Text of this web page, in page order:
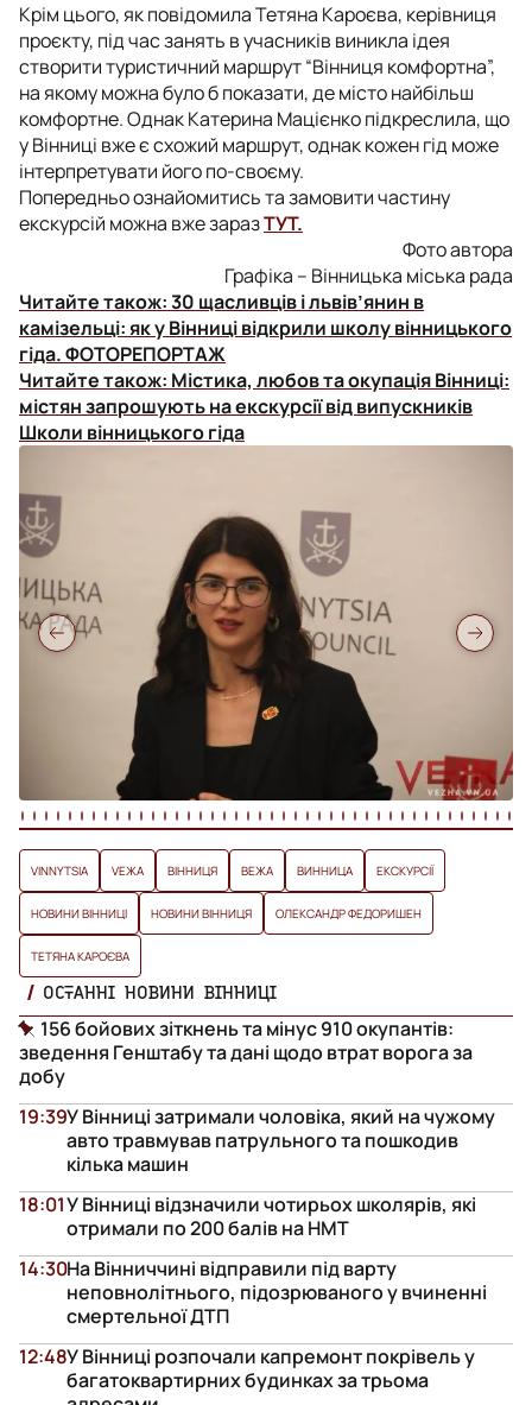
Крім цього, як повідомила Тетяна Кароєва, керівниця
проєкту, під час занять в учасників виникла ідея
створити туристичний маршрут “Вінниця комфортна”,
на якому можна було б показати, де місто найбільш
комфортне. Однак Катерина Мацієнко підкреслила, що
у Вінниці вже є схожий маршрут, однак кожен гід може
інтерпретувати його по-своєму.
Попередньо ознайомитись та замовити частину
екскурсій можна вже заразТУТ.
Фото автора
Графіка – Вінницька міська рада
Читайте також:30 щасливців і львів’янин в
камізельці: як у Вінниці відкрили школу вінницького
гіда. ФОТОРЕПОРТАЖ
Читайте також: Містика, любов та окупація Вінниці:
містян запрошують на екскурсії від випускників
Школи вінницького гіда
VINNYTSIA VЕЖА ВІННИЦЯ ВЕЖА ВИННИЦА ЕКСКУРСІЇ
НОВИНИ ВІННИЦІ НОВИНИ ВІННИЦЯ ОЛЕКСАНДР ФЕДОРИШЕН
ТЕТЯНА КАРОЄВА
ОСТАННІ НОВИНИ ВІННИЦІ
156 бойових зіткнень та мінус 910 окупантів:
зведення Генштабу та дані щодо втрат ворога за
добу
У Вінниці затримали чоловіка, який на чужому
авто травмував патрульного та пошкодив
кілька машин
19:39
У Вінниці відзначили чотирьох школярів, які
отримали по 200 балів на НМТ
18:01
На Вінниччині відправили під варту
неповнолітнього, підозрюваного у вчиненні
смертельної ДТП
14:30
У Вінниці розпочали капремонт покрівель у
багатоквартирних будинках за трьома
12:48